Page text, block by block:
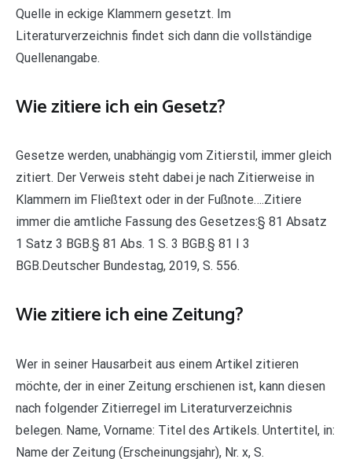
Quelle in eckige Klammern gesetzt. Im
Literaturverzeichnis findet sich dann die vollständige
Quellenangabe.
Wie zitiere ich ein Gesetz?
Gesetze werden, unabhängig vom Zitierstil, immer gleich
zitiert. Der Verweis steht dabei je nach Zitierweise in
Klammern im Fließtext oder in der Fußnote….Zitiere
immer die amtliche Fassung des Gesetzes:§ 81 Absatz
1 Satz 3 BGB.§ 81 Abs. 1 S. 3 BGB.§ 81 I 3
BGB.Deutscher Bundestag, 2019, S. 556.
Wie zitiere ich eine Zeitung?
Wer in seiner Hausarbeit aus einem Artikel zitieren
möchte, der in einer Zeitung erschienen ist, kann diesen
nach folgender Zitierregel im Literaturverzeichnis
belegen. Name, Vorname: Titel des Artikels. Untertitel, in:
Name der Zeitung (Erscheinungsjahr), Nr. x, S.